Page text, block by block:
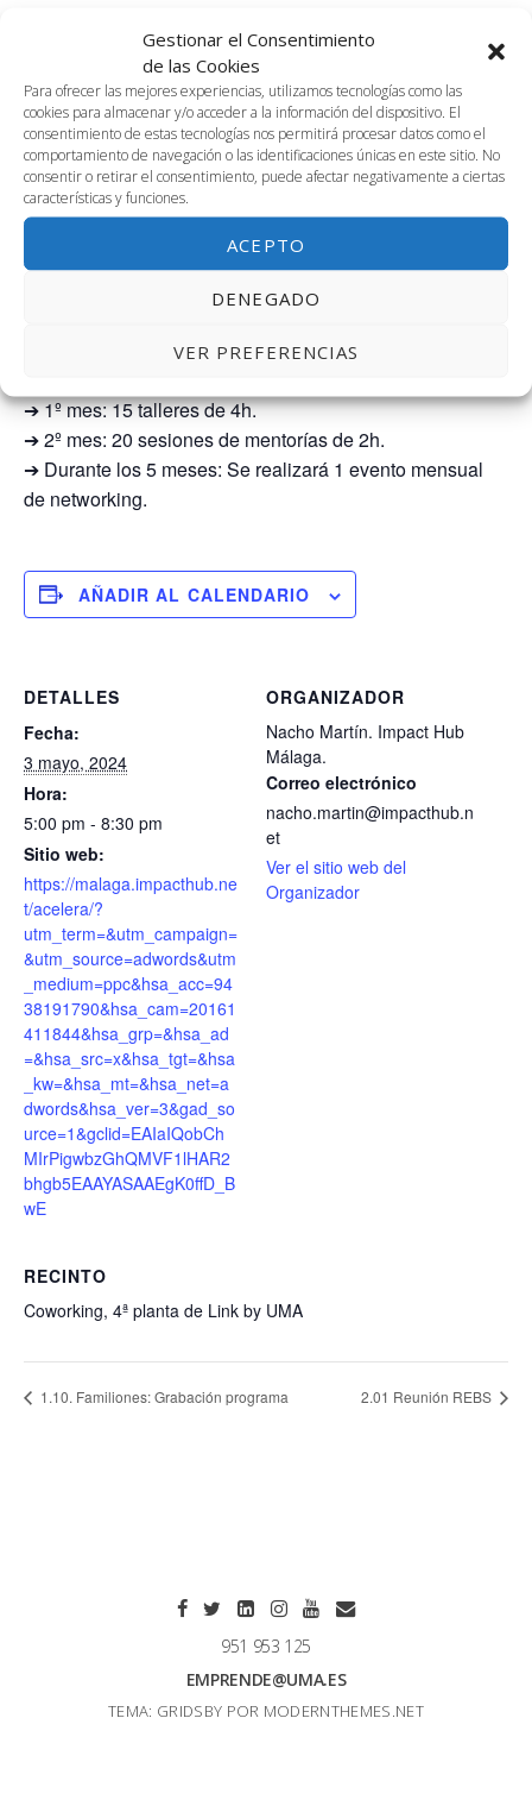
Gestionar el Consentimiento
de las Cookies
Para ofrecer las mejores experiencias, utilizamos tecnologías como las
cookies para almacenar y/o acceder a la información del dispositivo. El
consentimiento de estas tecnologías nos permitirá procesar datos como el
comportamiento de navegación o las identificaciones únicas en este sitio. No
consentir o retirar el consentimiento, puede afectar negativamente a ciertas
características y funciones.
ACEPTO
DENEGADO
VER PREFERENCIAS
importantes para tu startup.
● Fase 3: Pitches, selección para presentaciones a
inversores y conexión con el ecosistema empresarial a
través de eventos de networking.
● Fase 4: Sé parte del ecosistema y la comunidad de
Impact Hub y mentorDay, beneficiándote de espacios de
coworking para ecosistemas Cataluña, Andalucía y
Canarias, la herramienta Actúa Sostenible GO,
➔ 1º mes: 15 talleres de 4h.
➔ 2º mes: 20 sesiones de mentorías de 2h.
➔ Durante los 5 meses: Se realizará 1 evento mensual
de networking.
AÑADIR AL CALENDARIO
DETALLES
Fecha:
3 mayo, 2024
Hora:
5:00 pm - 8:30 pm
Sitio web:
https://malaga.impacthub.ne
t/acelera/?
utm_term=&utm_campaign=
&utm_source=adwords&utm
_medium=ppc&hsa_acc=94
38191790&hsa_cam=20161
411844&hsa_grp=&hsa_ad
=&hsa_src=x&hsa_tgt=&hsa
_kw=&hsa_mt=&hsa_net=a
dwords&hsa_ver=3&gad_so
urce=1&gclid=EAIaIQobCh
MIrPigwbzGhQMVF1lHAR2
bhgb5EAAYASAAEgK0ffD_B
wE
ORGANIZADOR
Nacho Martín. Impact Hub
Málaga.
Correo electrónico
nacho.martin@impacthub.n
et
Ver el sitio web del
Organizador
RECINTO
Coworking, 4ª planta de Link by UMA
1.10. Familiones: Grabación programa 2.01 Reunión REBS
951 953 125
EMPRENDE@UMA.ES
TEMA: GRIDSBY POR MODERNTHEMES.NET